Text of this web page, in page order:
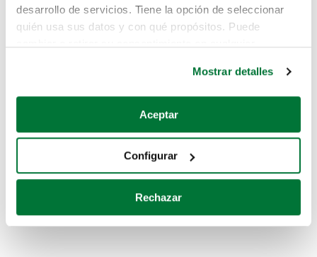
desarrollo de servicios. Tiene la opción de seleccionar
quién usa sus datos y con qué propósitos. Puede
Si lo permite, también quisiéramos:
Recopilar información sobre su ubicación geográfica
Identificar su dispositivo analizándolo activamente
para buscar características específicas (huellas
Obtenga más información sobre cómo se procesan sus
Mostrar detalles
Aceptar
Configurar
Rechazar
Pero puedes encontrar el coche que estás
buscando en alguno de estos enlaces:
Coches de segunda mano
Coches de km0